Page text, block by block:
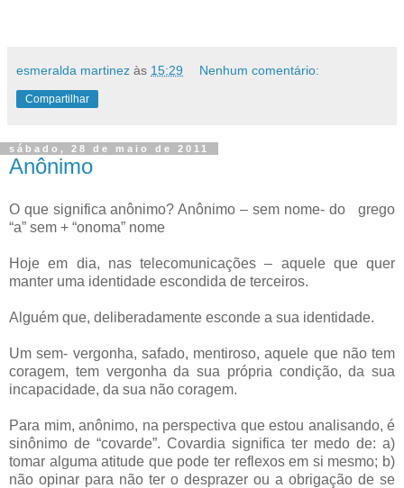
esmeralda martinez às 15:29 Nenhum comentário:
Compartilhar
sábado, 28 de maio de 2011
Anônimo
O que significa anônimo? Anônimo – sem nome- do grego
“a” sem + “onoma” nome
Hoje em dia, nas telecomunicações – aquele que quer
manter uma identidade escondida de terceiros.
Alguém que, deliberadamente esconde a sua identidade.
Um sem- vergonha, safado, mentiroso, aquele que não tem
coragem, tem vergonha da sua própria condição, da sua
incapacidade, da sua não coragem.
Para mim, anônimo, na perspectiva que estou analisando, é
sinônimo de “covarde”. Covardia significa ter medo de: a)
tomar alguma atitude que pode ter reflexos em si mesmo; b)
não opinar para não ter o desprazer ou a obrigação de se